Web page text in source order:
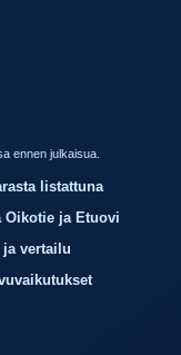
ennen julkaisua.
listattuna
Oikotie ja Etuovi
ja vertailu